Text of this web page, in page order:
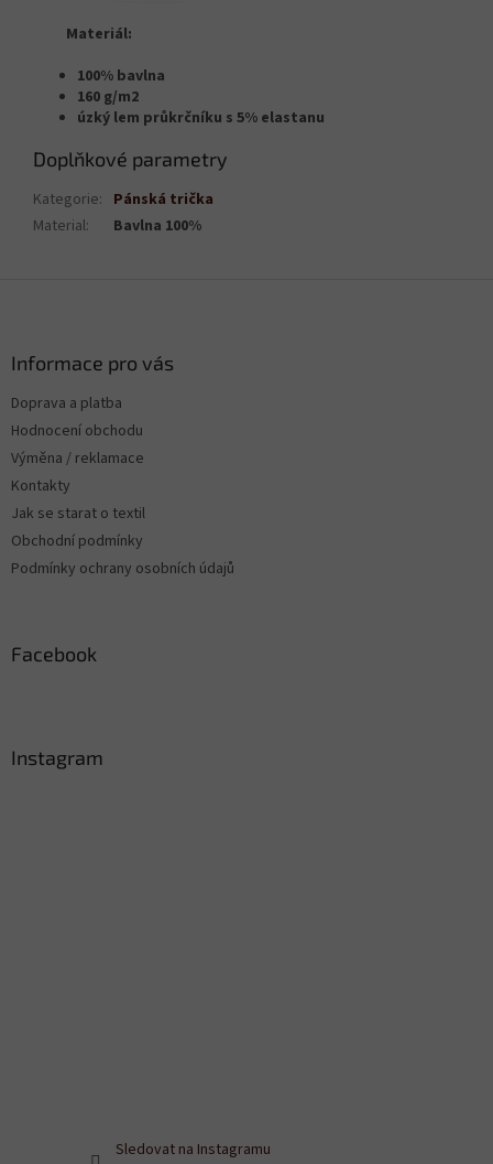
Materiál:
100% bavlna
160 g/m2
úzký lem průkrčníku s 5% elastanu
Doplňkové parametry
Kategorie: Pánská trička
Material: Bavlna 100%
Informace pro vás
Doprava a platba
Hodnocení obchodu
Výměna / reklamace
Kontakty
Jak se starat o textil
Obchodní podmínky
Podmínky ochrany osobních údajů
Facebook
Instagram
Sledovat na Instagramu